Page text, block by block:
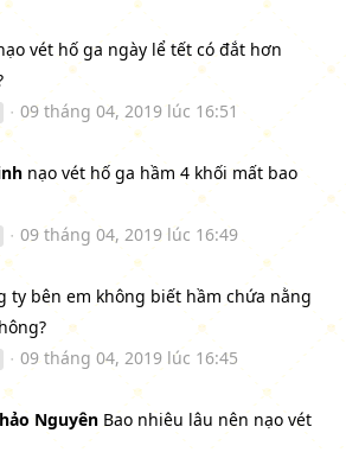
vét hố ga ngày lể tết có đắt hơn
● 09 tháng 04, 2019 lúc 16:51
nạo vét hố ga hầm 4 khối mất bao
● 09 tháng 04, 2019 lúc 16:49
ty bên em không biết hầm chứa nằng
● 09 tháng 04, 2019 lúc 16:45
Nguyên Bao nhiêu lâu nên nạo vét